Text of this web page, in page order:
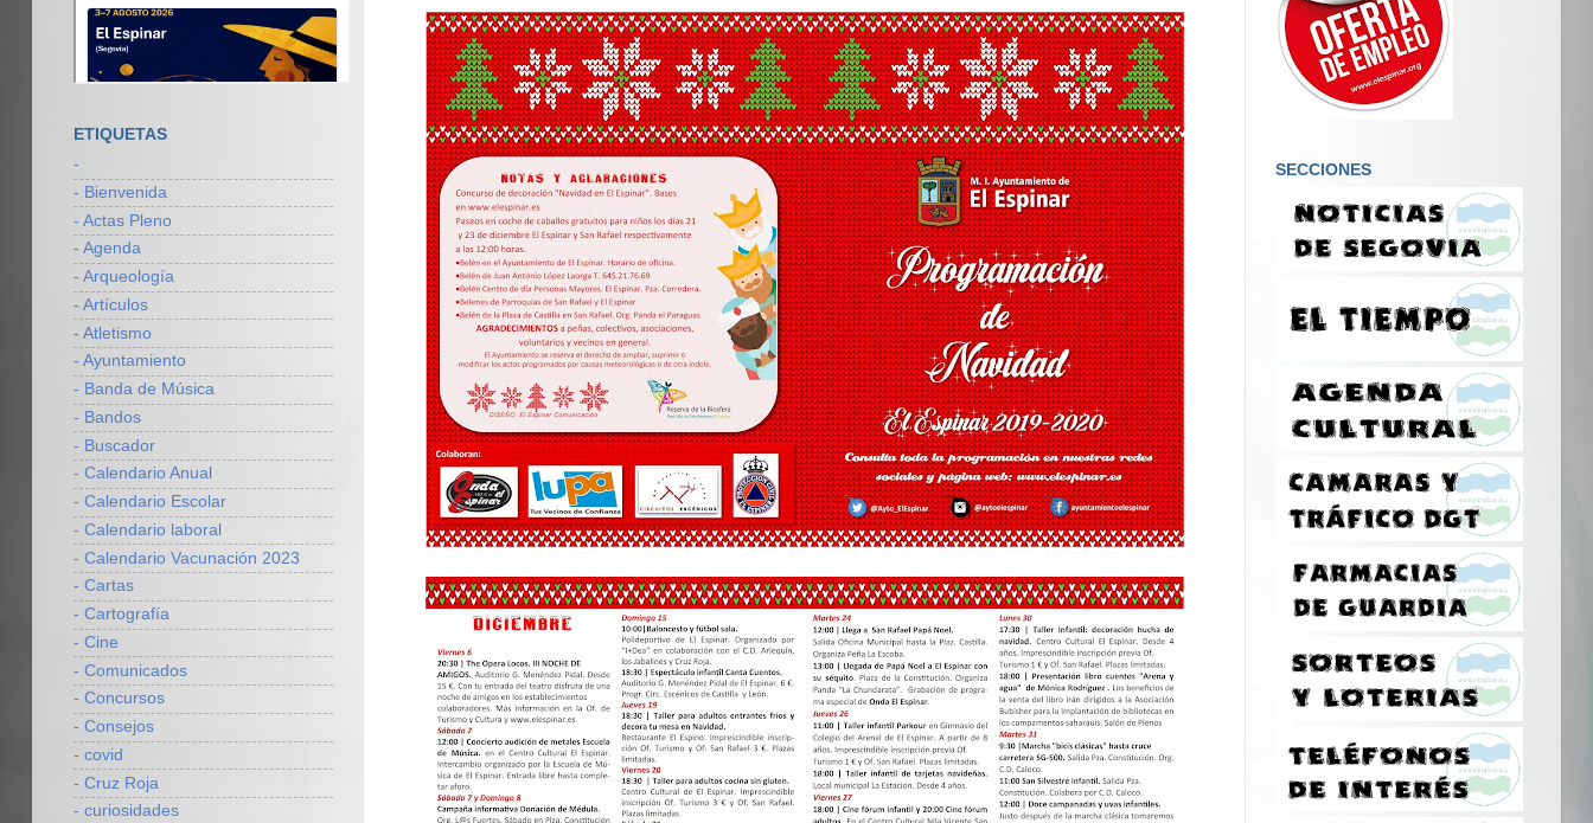
ETIQUETAS
-
- Bienvenida
- Actas Pleno
- Agenda
- Arqueología
- Artículos
- Atletismo
- Ayuntamiento
- Banda de Música
- Bandos
- Buscador
- Calendario Anual
- Calendario Escolar
- Calendario laboral
- Calendario Vacunación 2023
- Cartas
- Cartografía
- Cine
- Comunicados
- Concursos
- Consejos
- covid
- Cruz Roja
- curiosidades
SECCIONES